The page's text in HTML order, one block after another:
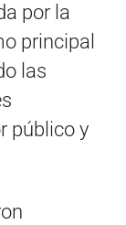
por la
principal
las
público y